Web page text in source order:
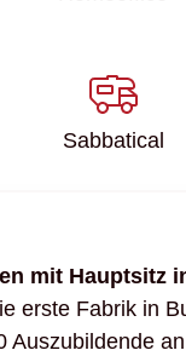
Sabbatical
mit Hauptsitz
erste Fabrik in